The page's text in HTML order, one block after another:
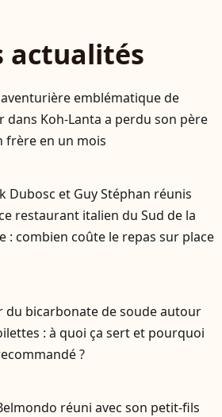
actualités
emblématique de
dans Koh-Lanta a perdu son père
frère en un mois
Dubosc et Guy Stéphan réunis
restaurant italien du Sud de la
: combien coûte le repas sur place
du bicarbonate de soude autour
: à quoi ça sert et pourquoi
?
réuni avec son petit-fils